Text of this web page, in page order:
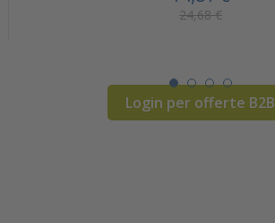
24,68 €
Login per offerte B2B